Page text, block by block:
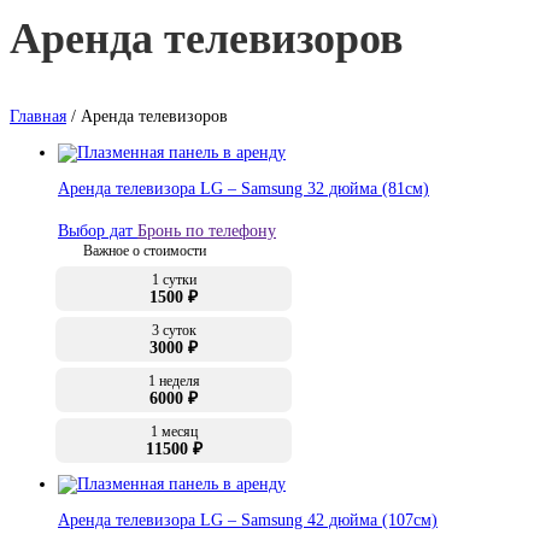
Аренда телевизоров
Главная / Аренда телевизоров
Аренда телевизора LG – Samsung 32 дюйма (81см)
Выбор дат Бронь по телефону
Важное о стоимости
1 сутки
1500 ₽
3 суток
3000 ₽
1 неделя
6000 ₽
1 месяц
11500 ₽
Аренда телевизора LG – Samsung 42 дюйма (107см)